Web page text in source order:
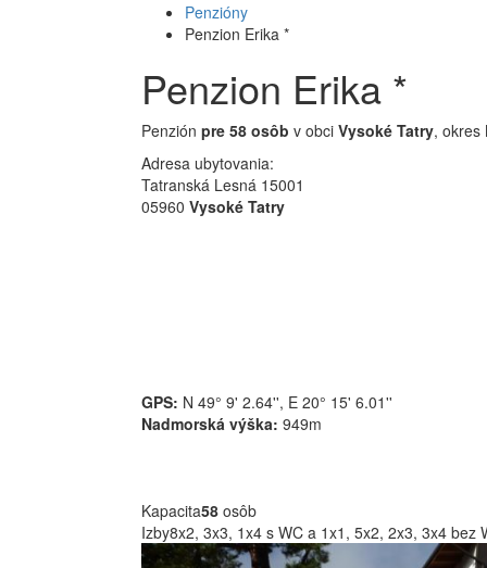
Penzióny
Penzion Erika *
Penzion Erika *
Penzión pre 58 osôb v obci Vysoké Tatry, okres
Adresa ubytovania:
Tatranská Lesná 15001
05960 Vysoké Tatry
GPS: N 49° 9' 2.64'', E 20° 15' 6.01''
Nadmorská výška: 949m
Kapacita58 osôb
Izby8x2, 3x3, 1x4 s WC a 1x1, 5x2, 2x3, 3x4 bez